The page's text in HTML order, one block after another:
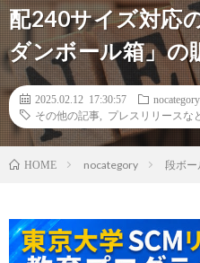
配240サイズ対応
ダンボール箱」の
2025.02.12 17:30:57
nocategory
その他の記事
プレスリリースな
HOME nocategory 段ボー